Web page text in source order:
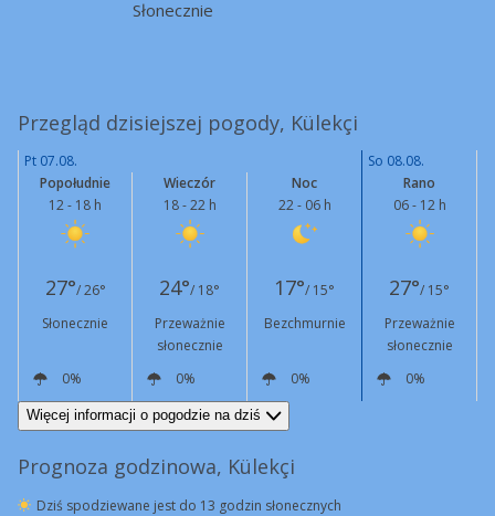
Słonecznie
Przegląd dzisiejszej pogody, Külekçi
Pt 07.08.
So 08.08.
Popołudnie
12 - 18 h
Wieczór
18 - 22 h
Noc
22 - 06 h
Rano
06 - 12 h
27°/ 26° 24°/ 18° 17°/ 15° 27°/ 15°
Słonecznie
Przeważnie
słonecznie
Bezchmurnie
Przeważnie
słonecznie
0%
0% 0%
0%
NW
15 km/h E
10 km/h
Więcej informacji o pogodzie na dziś
Prognoza godzinowa, Külekçi
Dziś spodziewane jest do 13 godzin słonecznych